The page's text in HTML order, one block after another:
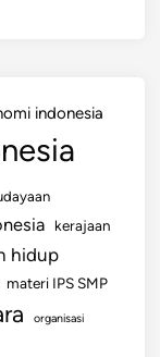
indonesia
kerajaan
hidup
materi IPS SMP
organisasi